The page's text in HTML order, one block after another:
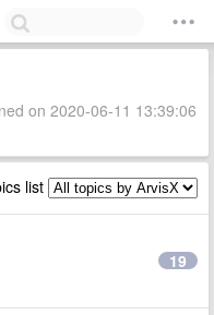
on 2020-06-11 13:39:06
list
19